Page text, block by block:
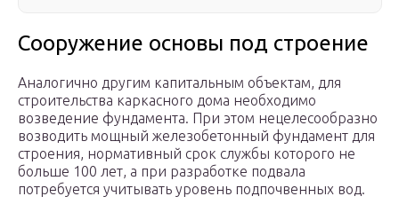
Сооружение основы под строение
Аналогично другим капитальным объектам, для
строительства каркасного дома необходимо
возведение фундамента. При этом нецелесообразно
возводить мощный железобетонный фундамент для
строения, нормативный срок службы которого не
больше 100 лет, а при разработке подвала
потребуется учитывать уровень подпочвенных вод.